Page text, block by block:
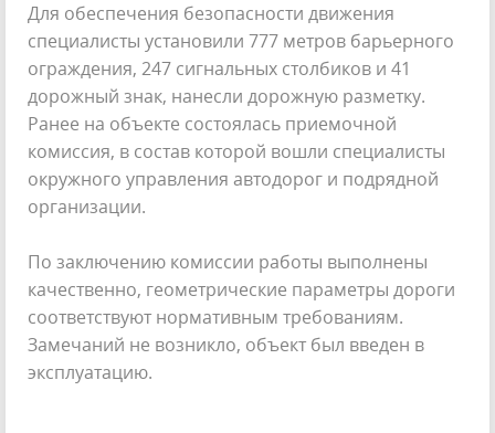
Для обеспечения безопасности движения
специалисты установили 777 метров барьерного
ограждения, 247 сигнальных столбиков и 41
дорожный знак, нанесли дорожную разметку.
Ранее на объекте состоялась приемочной
комиссия, в состав которой вошли специалисты
окружного управления автодорог и подрядной
организации.
По заключению комиссии работы выполнены
качественно, геометрические параметры дороги
соответствуют нормативным требованиям.
Замечаний не возникло, объект был введен в
эксплуатацию.